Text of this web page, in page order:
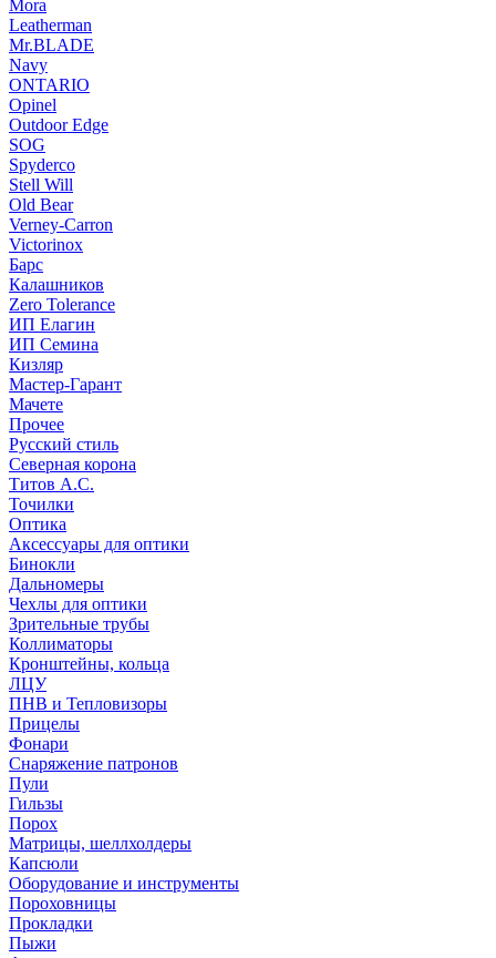
Mora
Leatherman
Mr.BLADE
Navy
ONTARIO
Opinel
Outdoor Edge
SOG
Spyderco
Stell Will
Old Bear
Verney-Carron
Victorinox
Барс
Калашников
Zero Tolerance
ИП Елагин
ИП Семина
Кизляр
Мастер-Гарант
Мачете
Прочее
Русский стиль
Северная корона
Титов А.С.
Точилки
Оптика
Аксессуары для оптики
Бинокли
Дальномеры
Чехлы для оптики
Зрительные трубы
Коллиматоры
Кронштейны, кольца
ЛЦУ
ПНВ и Тепловизоры
Прицелы
Фонари
Снаряжение патронов
Пули
Гильзы
Порох
Матрицы, шеллхолдеры
Капсюли
Оборудование и инструменты
Пороховницы
Прокладки
Пыжи